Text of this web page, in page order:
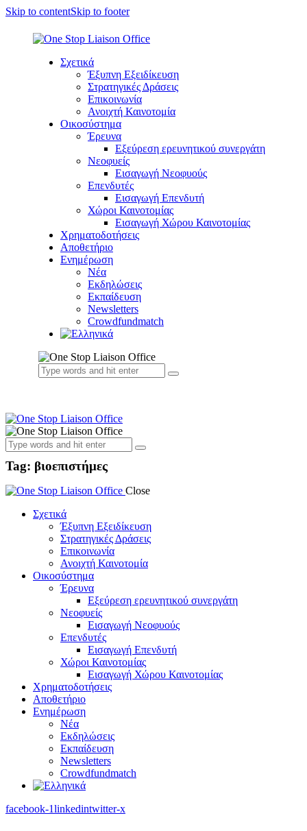
Skip to contentSkip to footer
Σχετικά
Έξυπνη Εξειδίκευση
Στρατηγικές Δράσεις
Επικοινωνία
Ανοιχτή Καινοτομία
Οικοσύστημα
Έρευνα
Εξεύρεση ερευνητικού συνεργάτη
Νεοφυείς
Εισαγωγή Νεοφυούς
Επενδυτές
Εισαγωγή Επενδυτή
Χώροι Καινοτομίας
Εισαγωγή Χώρου Καινοτομίας
Χρηματοδοτήσεις
Αποθετήριο
Ενημέρωση
Νέα
Εκδηλώσεις
Εκπαίδευση
Newsletters
Crowdfundmatch
Tag: βιοεπιστήμες
Close
Σχετικά
Έξυπνη Εξειδίκευση
Στρατηγικές Δράσεις
Επικοινωνία
Ανοιχτή Καινοτομία
Οικοσύστημα
Έρευνα
Εξεύρεση ερευνητικού συνεργάτη
Νεοφυείς
Εισαγωγή Νεοφυούς
Επενδυτές
Εισαγωγή Επενδυτή
Χώροι Καινοτομίας
Εισαγωγή Χώρου Καινοτομίας
Χρηματοδοτήσεις
Αποθετήριο
Ενημέρωση
Νέα
Εκδηλώσεις
Εκπαίδευση
Newsletters
Crowdfundmatch
facebook-1linkedintwitter-x